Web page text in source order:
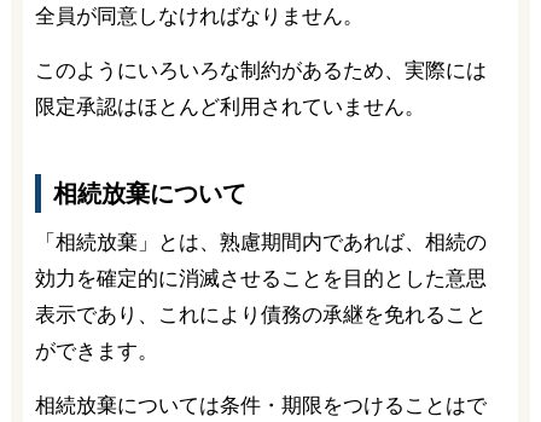
全員が同意しなければなりません。
このようにいろいろな制約があるため、実際には
限定承認はほとんど利用されていません。
相続放棄について
「相続放棄」とは、熟慮期間内であれば、相続の
効力を確定的に消滅させることを目的とした意思
表示であり、これにより債務の承継を免れること
ができます。
相続放棄については条件・期限をつけることはで